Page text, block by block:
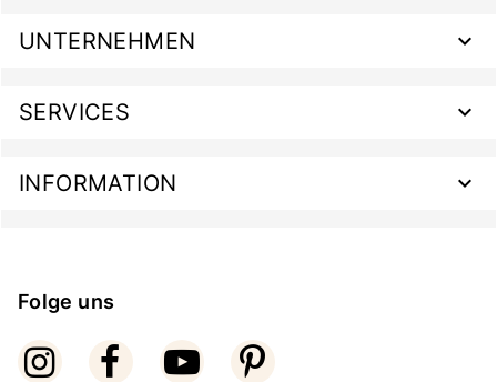
UNTERNEHMEN
SERVICES
INFORMATION
Folge uns